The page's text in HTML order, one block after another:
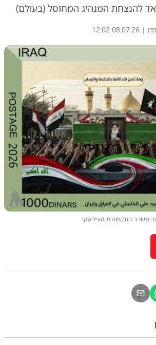
להנצחת המנהיג המחוסל (בעולם)
12:02
משרד התקשורת העיראקי